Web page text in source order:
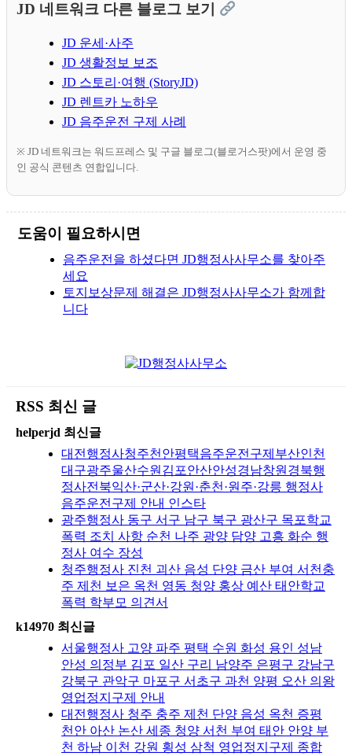
JD 네트워크 다른 블로그 보기
JD 운세·사주
JD 생활정보 보조
JD 스토리·여행 (StoryJD)
JD 렌트카 노하우
JD 음주운전 구제 사례
※ JD 네트워크는 워드프레스 및 구글 블로그(블로거스팟)에서 운영 중
인 공식 콘텐츠 연합입니다.
도움이 필요하시면
음주운전을 하셨다면 JD행정사사무소를 찾아주
세요
토지보상문제 해결은 JD행정사사무소가 함께합
니다
RSS 최신 글
helperjd 최신글
대전행정사청주천안평택음주운전구제부산인천
대구광주울산수원김포안산안성경남창원경북행
정사전북익산·군산·강원·춘천·원주·강릉 행정사
음주운전구제 안내 인스타
광주행정사 동구 서구 남구 북구 광산구 목포학교
폭력 조치 사항 순천 나주 광양 담양 고흥 화순 행
정사 여수 장성
청주행정사 진천 괴산 음성 단양 금산 부여 서천충
주 제천 보은 옥천 영동 청양 홍상 예산 태안학교
폭력 학부모 의견서
k14970 최신글
서울행정사 고양 파주 평택 수원 화성 용인 성남
안성 의정부 김포 일산 구리 남양주 은평구 강남구
강북구 관악구 마포구 서초구 과천 양평 오산 의왕
영업정지구제 안내
대전행정사 청주 충주 제천 단양 음성 옥천 증평
천안 아산 논산 세종 청양 서천 부여 태안 안양 부
천 하남 이천 강원 횡성 삼척 영업정지구제 종합